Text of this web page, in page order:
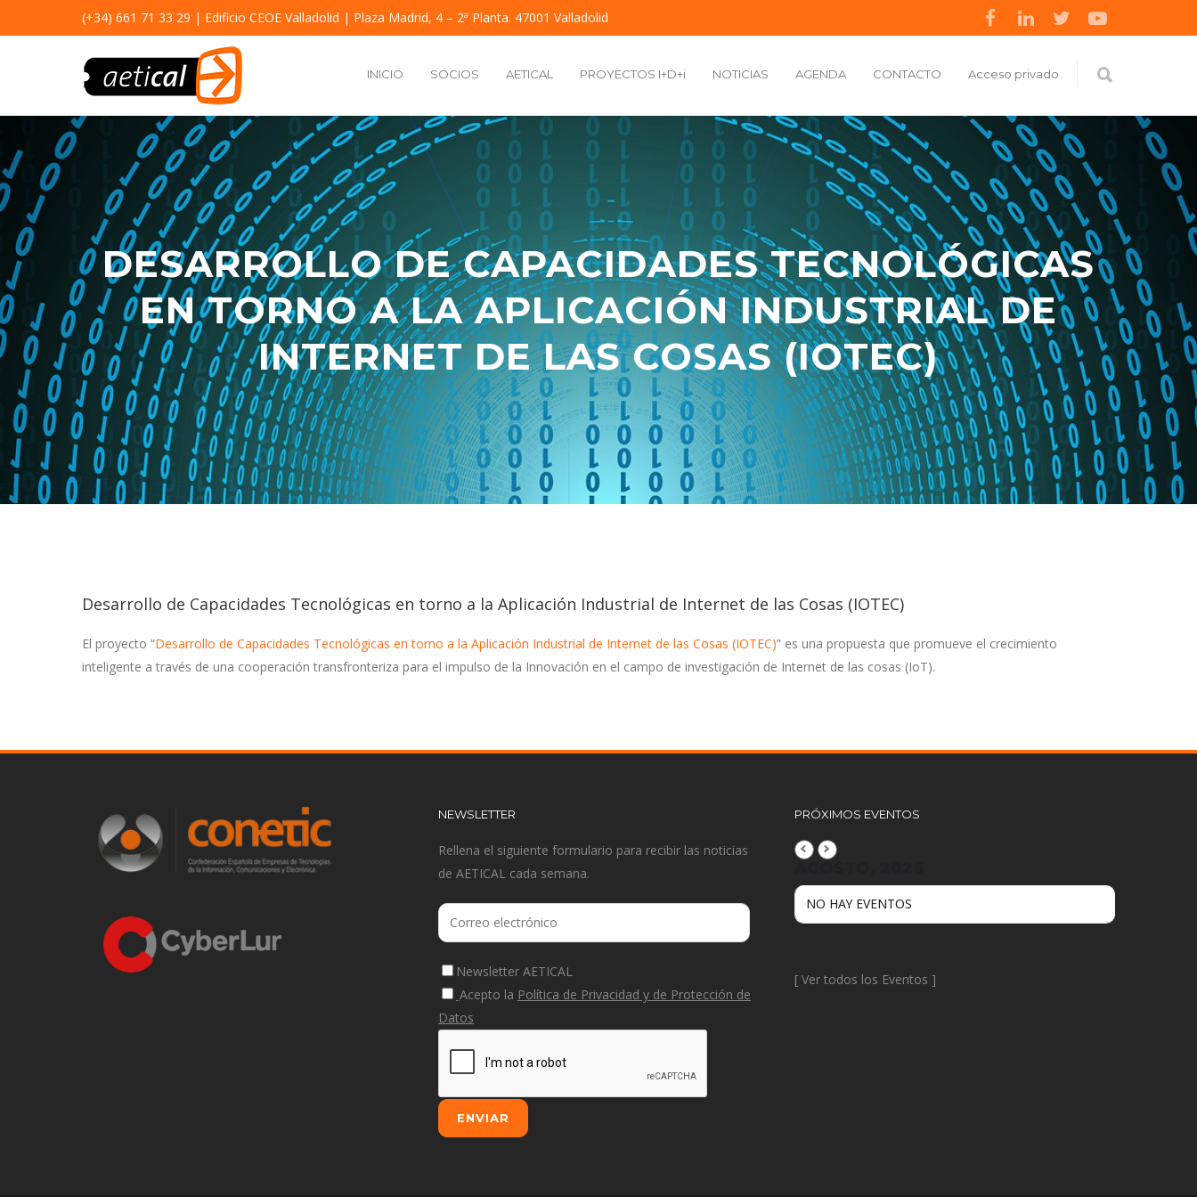
(+34) 661 71 33 29 | Edificio CEOE Valladolid | Plaza Madrid, 4 – 2ª Planta. 47001 Valladolid
INICIO SOCIOS AETICAL PROYECTOS I+D+i NOTICIAS AGENDA CONTACTO Acceso privado
DESARROLLO DE CAPACIDADES TECNOLÓGICAS
EN TORNO A LA APLICACIÓN INDUSTRIAL DE
INTERNET DE LAS COSAS (IOTEC)
Desarrollo de Capacidades Tecnológicas en torno a la Aplicación Industrial de Internet de las Cosas (IOTEC)
El proyecto “Desarrollo de Capacidades Tecnológicas en torno a la Aplicación Industrial de Internet de las Cosas (IOTEC)” es una propuesta que promueve el crecimiento
inteligente a través de una cooperación transfronteriza para el impulso de la Innovación en el campo de investigación de Internet de las cosas (IoT).
NEWSLETTER
Rellena el siguiente formulario para recibir las noticias
de AETICAL cada semana.
Newsletter AETICAL
Acepto la Política de Privacidad y de Protección de
Datos
PRÓXIMOS EVENTOS
NO HAY EVENTOS
[ Ver todos los Eventos ]